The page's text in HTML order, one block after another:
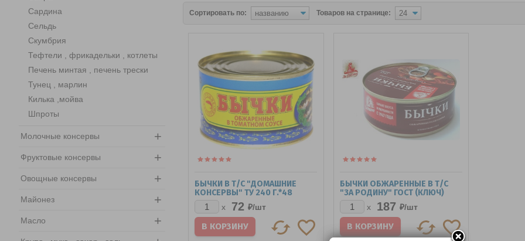
Сардина
Сельдь
Скумбрия
Тефтели , фрикадельки , котлеты
Печень минтая , печень трески
Тунец , марлин
Килька ,мойва
Шпроты
Молочные консервы +
Фруктовые консервы +
Овощные консервы +
Майонез +
Масло +
Сортировать по: Товаров на странице:
БЫЧКИ В Т/С "ДОМАШНИЕ
КОНСЕРВЫ" ТУ 240 Г.*48
x 72 ₽/шт
БЫЧКИ ОБЖАРЕННЫЕ В Т/С
"ЗА РОДИНУ" ГОСТ (КЛЮЧ)
240Г.*18
x 187 ₽/шт